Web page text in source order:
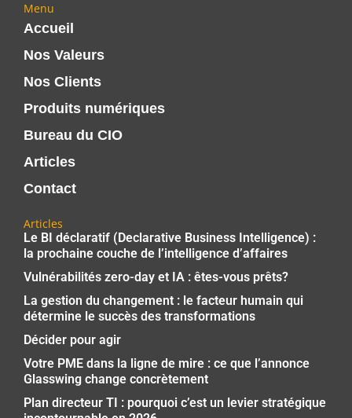
Menu
Accueil
Nos Valeurs
Nos Clients
Produits numériques
Bureau du CIO
Articles
Contact
Articles
Le BI déclaratif (Declarative Business Intelligence) :
la prochaine couche de l’intelligence d’affaires
Vulnérabilités zero-day et IA : êtes-vous prêts?
La gestion du changement : le facteur humain qui
détermine le succès des transformations
Décider pour agir
Votre PME dans la ligne de mire : ce que l’annonce
Glasswing change concrètement
Plan directeur TI : pourquoi c’est un levier stratégique